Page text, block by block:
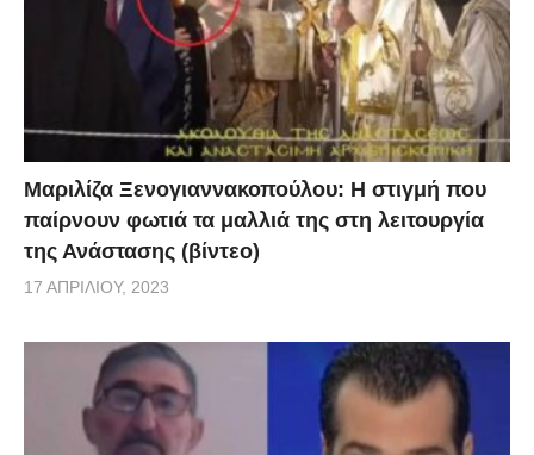
Μαριλίζα Ξενογιαννακοπούλου: Η στιγμή που
παίρνουν φωτιά τα μαλλιά της στη λειτουργία
της Ανάστασης (βίντεο)
17 ΑΠΡΙΛΊΟΥ, 2023